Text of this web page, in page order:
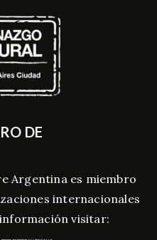
DE
Argentina es miembro
internacionales
información visitar: